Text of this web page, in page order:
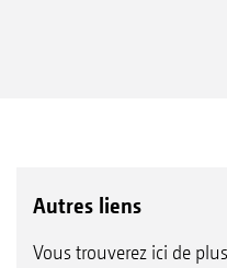
Autres liens
Vous trouverez ici de